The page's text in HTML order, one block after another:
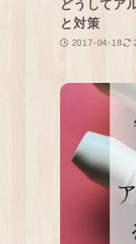
どうしてア
と対策
2017-04-18